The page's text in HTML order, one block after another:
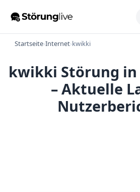
Startseite›Internet›kwikki
kwikki Störung
– Aktuelle